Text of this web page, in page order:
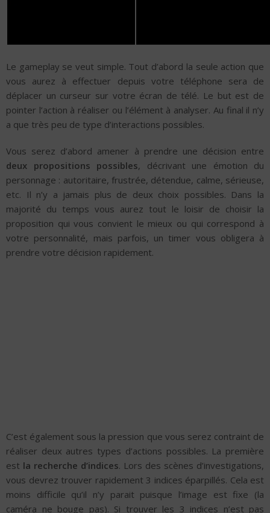
Le gameplay se veut simple. Tout d’abord la seule action que
vous aurez à effectuer depuis votre téléphone sera de
déplacer un curseur sur votre écran de télé. Le but est de
pointer l’action à réaliser ou l’élément à analyser. Au final il n’y
a que très peu de type d’interactions possibles.
Vous serez d’abord amener à prendre une décision entre
deux propositions possibles, décrivant une émotion du
personnage : autoritaire, frustrée, détendue, calme, sérieuse,
etc. Il n’y a jamais plus de deux choix possibles. Dans la
majorité du temps vous aurez tout le loisir de choisir la
proposition qui vous convient le mieux ou qui correspond à
votre personnalité, mais parfois, un timer vous obligera à
prendre votre décision rapidement.
C’est également sous la pression que vous serez contraint de
réaliser deux autres types d’actions possibles. La première
est la recherche d’indices. Lors des scènes d’investigations,
vous devrez trouver rapidement 3 indices éparpillés. Cela est
moins difficile qu’il n’y parait puisque l’image est fixe (la
caméra ne bouge pas). Si trouver les 3 indices n’est pas